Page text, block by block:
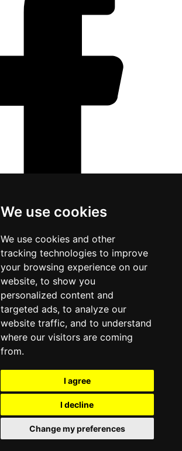
We use cookies
We use cookies and other
tracking technologies to improve
your browsing experience on our
website, to show you
personalized content and
targeted ads, to analyze our
website traffic, and to understand
where our visitors are coming
from.
I agree
I decline
Change my preferences